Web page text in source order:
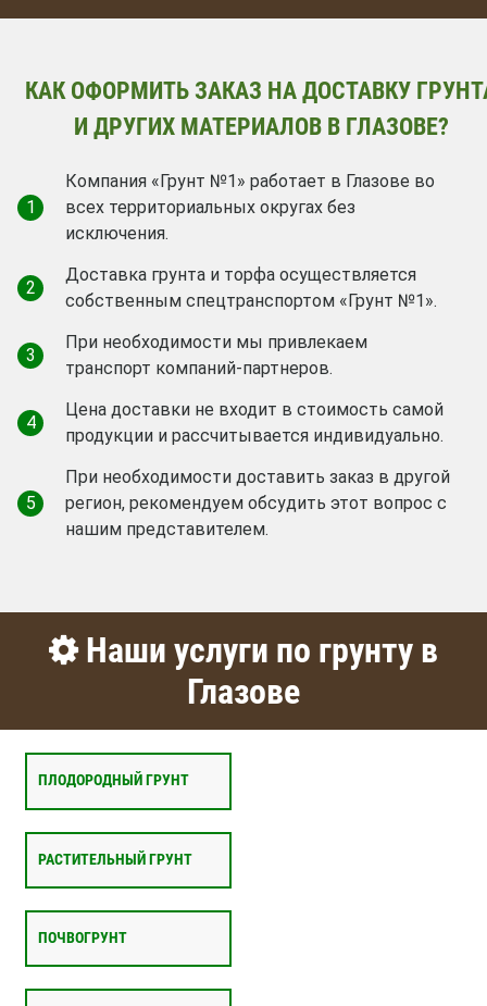
КАК ОФОРМИТЬ ЗАКАЗ НА ДОСТАВКУ
И ДРУГИХ МАТЕРИАЛОВ В ГЛАЗОВЕ?
1
Компания «Грунт №1» работает в Глазове во
всех территориальных округах без
исключения.
2
Доставка грунта и торфа осуществляется
собственным спецтранспортом «Грунт №1».
3
При необходимости мы привлекаем
транспорт компаний-партнеров.
4
Цена доставки не входит в стоимость самой
продукции и рассчитывается индивидуально.
5
При необходимости доставить заказ в другой
регион, рекомендуем обсудить этот вопрос с
нашим представителем.
Наши услуги по грунту в
Глазове
ПЛОДОРОДНЫЙ ГРУНТ
РАСТИТЕЛЬНЫЙ ГРУНТ
ПОЧВОГРУНТ